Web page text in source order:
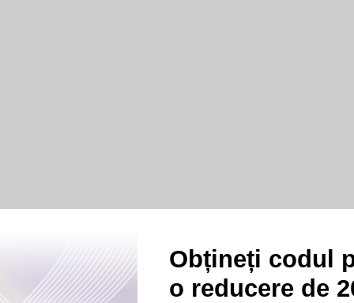
Obțineți codul
o reducere de